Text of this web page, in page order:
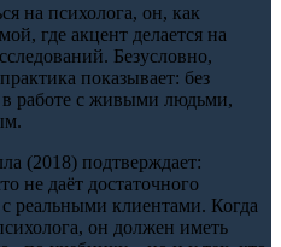
на психолога, он, как
где акцент делается на
Безусловно,
показывает: без
работе с живыми людьми,
(2018) подтверждает:
не даёт достаточного
реальными клиентами. Когда
он должен иметь